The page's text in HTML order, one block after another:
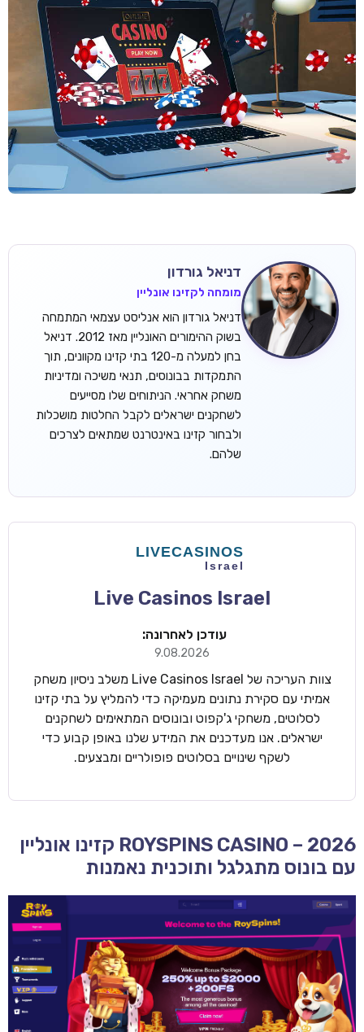
דניאל גורדון
מומחה לקזינו אונליין
דניאל גורדון הוא אנליסט עצמאי המתמחה
בשוק ההימורים האונליין מאז 2012. דניאל
בחן למעלה מ-120 בתי קזינו מקוונים, תוך
התמקדות בבונוסים, תנאי משיכה ומדיניות
משחק אחראי. הניתוחים שלו מסייעים
לשחקנים ישראלים לקבל החלטות מושכלות
ולבחור קזינו באינטרנט שמתאים לצרכים
שלהם.
Live Casinos Israel
עודכן לאחרונה:
9.08.2026
צוות העריכה של Live Casinos Israel משלב ניסיון משחק
אמיתי עם סקירת נתונים מעמיקה כדי להמליץ על בתי קזינו
לסלוטים, משחקי ג'קפוט ובונוסים המתאימים לשחקנים
ישראלים. אנו מעדכנים את המידע שלנו באופן קבוע כדי
לשקף שינויים בסלוטים פופולריים ומבצעים.
ROYSPINS CASINO – 2026 קזינו אונליין
עם בונוס מתגלגל ותוכנית נאמנות